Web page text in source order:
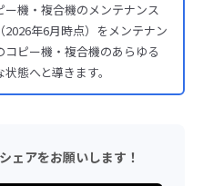
機・複合機のメンテナンス
年6月時点）をメンテナン
ピー機・複合機のあらゆる
態へと導きます。
ェアをお願いします！